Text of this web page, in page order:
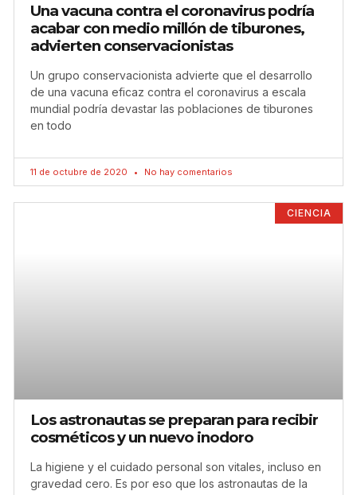
Una vacuna contra el coronavirus podría
acabar con medio millón de tiburones,
advierten conservacionistas
Un grupo conservacionista advierte que el desarrollo
de una vacuna eficaz contra el coronavirus a escala
mundial podría devastar las poblaciones de tiburones
en todo
11 de octubre de 2020 No hay comentarios
CIENCIA
Los astronautas se preparan para recibir
cosméticos y un nuevo inodoro
La higiene y el cuidado personal son vitales, incluso en
gravedad cero. Es por eso que los astronautas de la